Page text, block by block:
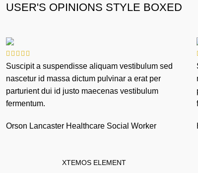
USER'S OPINIONS STYLE BOXED
Suscipit a suspendisse aliquam vestibulum sed
nascetur id massa dictum pulvinar a erat per
parturient dui id justo maecenas vestibulum
fermentum.
Orson Lancaster Healthcare Social Worker
XTEMOS ELEMENT